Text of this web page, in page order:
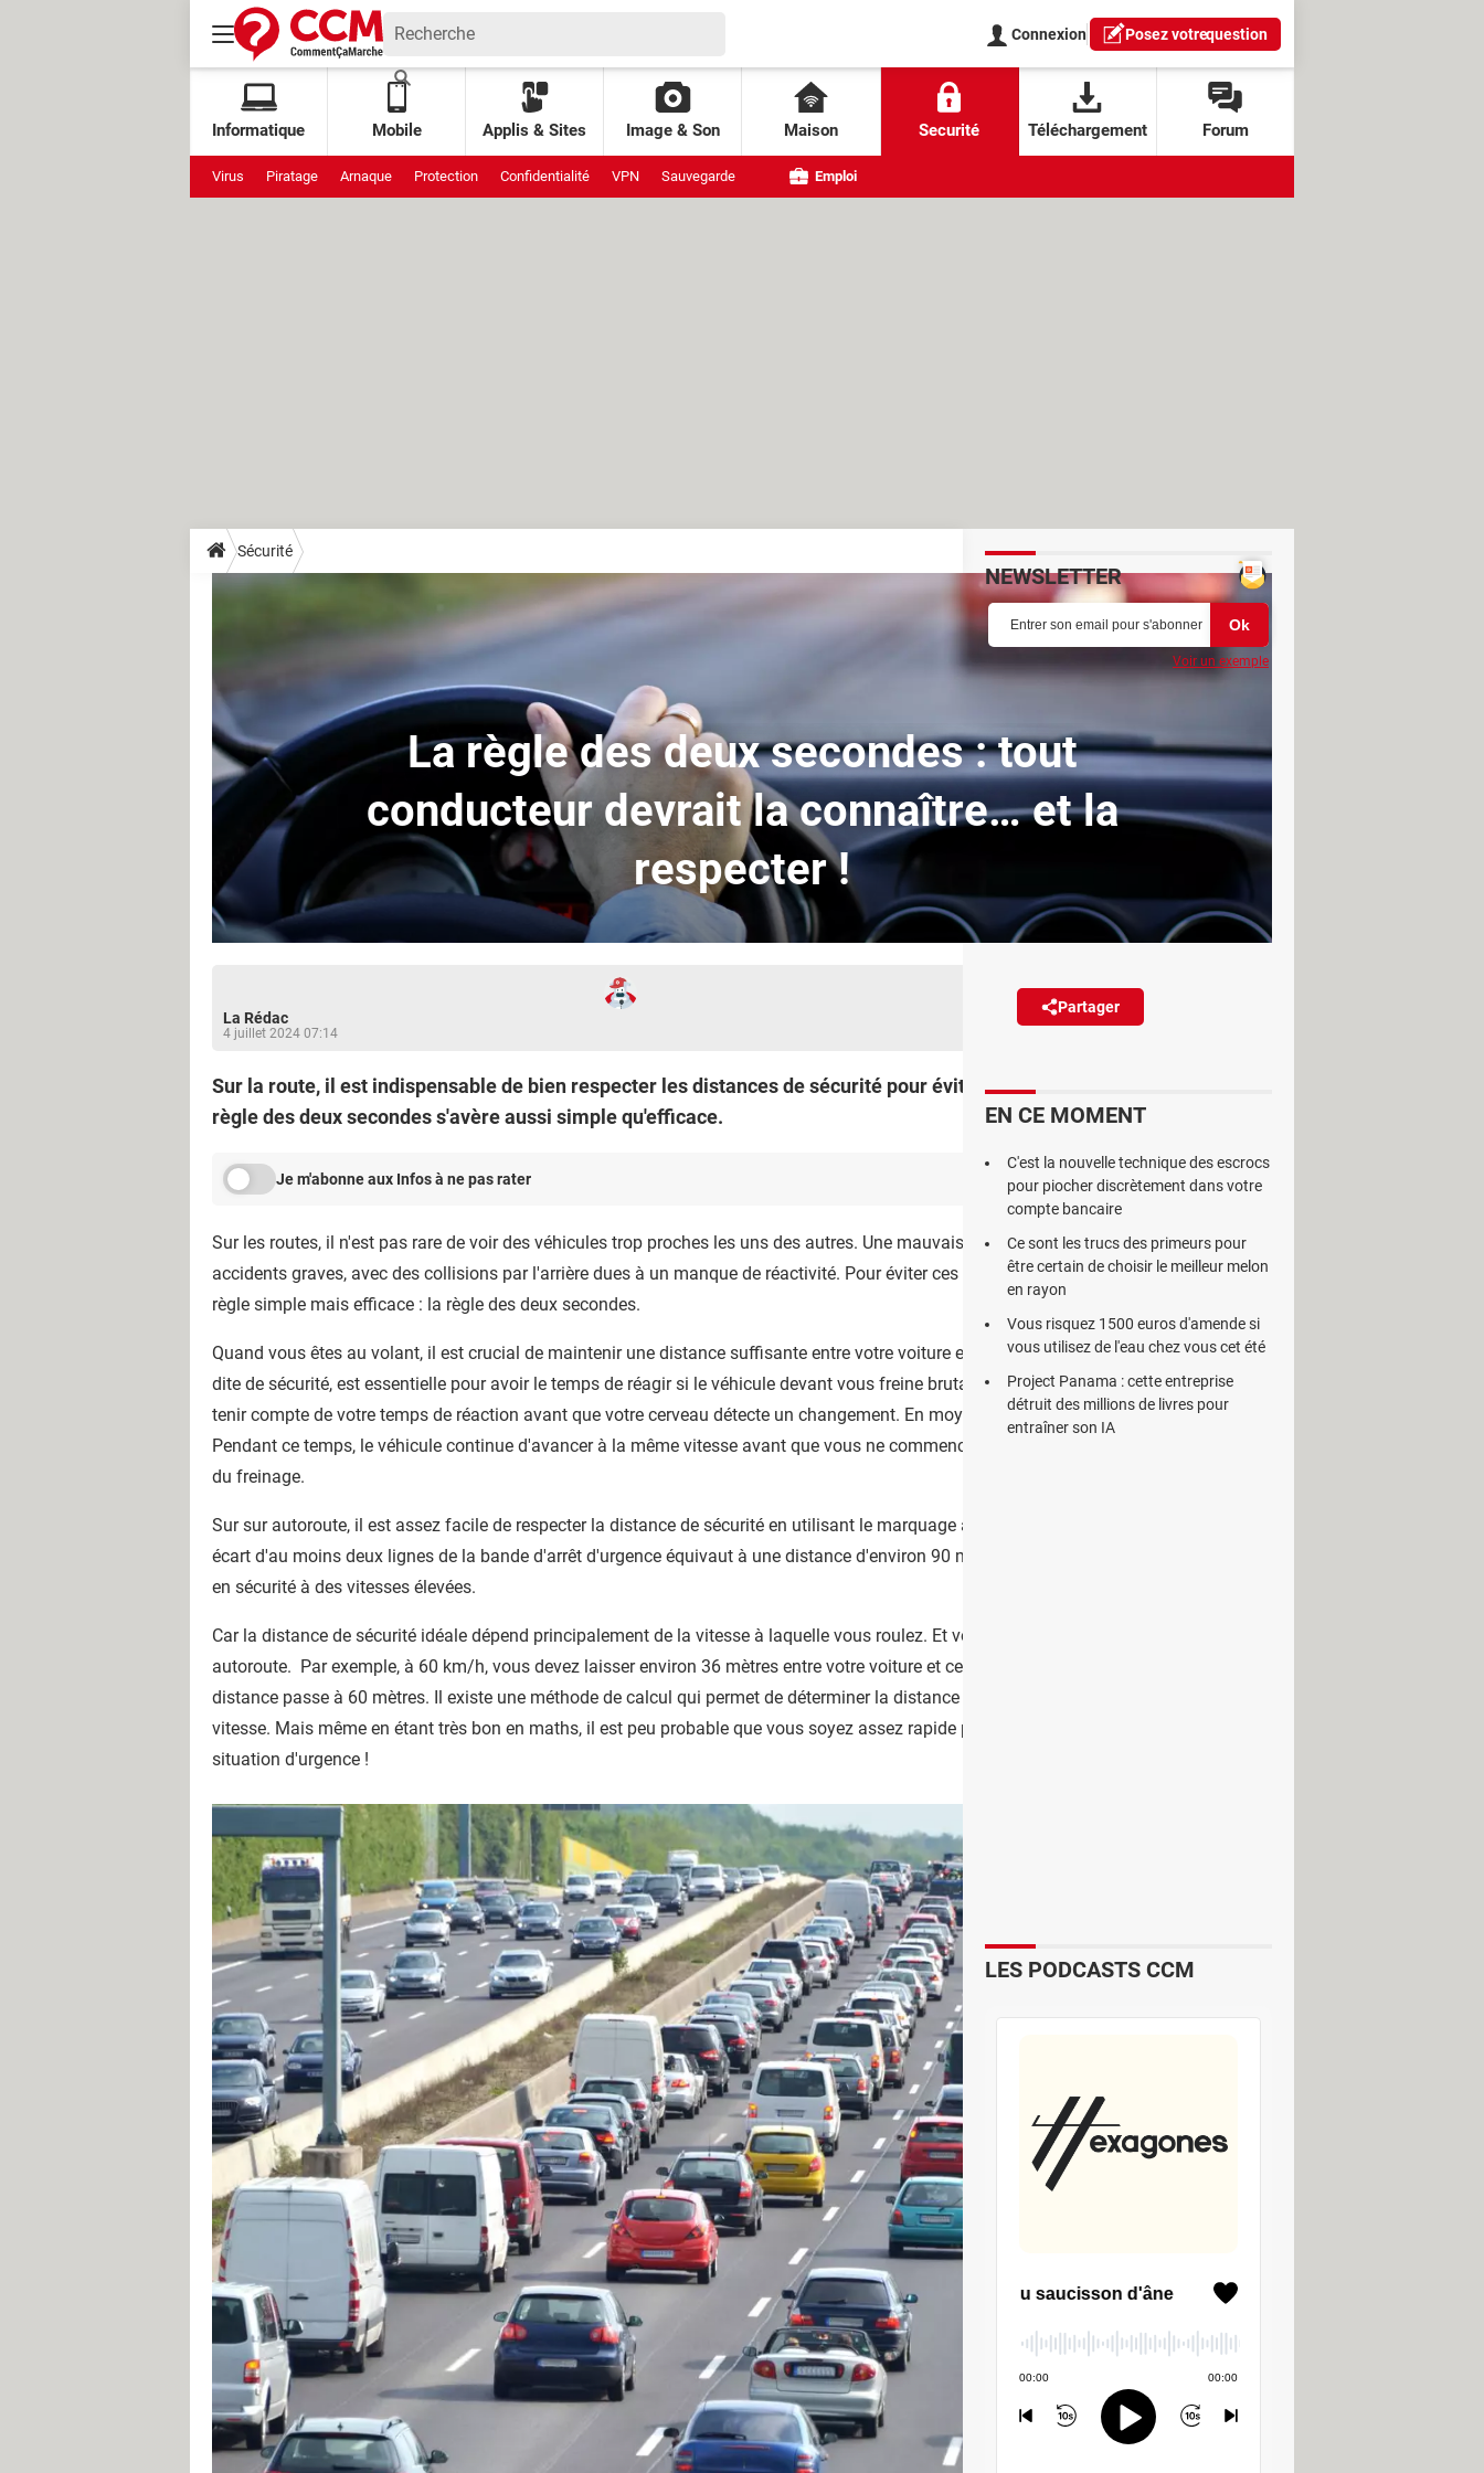
Connexion Posez votrequestion
Informatique Mobile Applis & Sites Image & Son Maison Securité Téléchargement Forum
Virus Piratage Arnaque Protection Confidentialité VPN Sauvegarde Emploi
Sécurité
La règle des deux secondes : tout
conducteur devrait la connaître… et la
respecter !
La Rédac
4 juillet 2024 07:14
Partager
Sur la route, il est indispensable de bien respecter les distances de sécurité pour éviter les accidents. Et pour cela, la
règle des deux secondes s'avère aussi simple qu'efficace.
Je m'abonne aux Infos à ne pas rater
Sur les routes, il n'est pas rare de voir des véhicules trop proches les uns des autres. Une mauvaise habitude qui peut conduire à des
accidents graves, avec des collisions par l'arrière dues à un manque de réactivité. Pour éviter ces situations dangereuses, il existe une
règle simple mais efficace : la règle des deux secondes.
Quand vous êtes au volant, il est crucial de maintenir une distance suffisante entre votre voiture et celle qui vous précède. Cette distance,
dite de sécurité, est essentielle pour avoir le temps de réagir si le véhicule devant vous freine brutalement, par exemple. En effet, il faut
tenir compte de votre temps de réaction avant que votre cerveau détecte un changement. En moyenne, il est d'environ une seconde.
Pendant ce temps, le véhicule continue d'avancer à la même vitesse avant que vous ne commenciez à freiner. Et il faut ajouter le temps
du freinage.
Sur sur autoroute, il est assez facile de respecter la distance de sécurité en utilisant le marquage au sol comme repère. Maintenir un
écart d'au moins deux lignes de la bande d'arrêt d'urgence équivaut à une distance d'environ 90 mètres, ce qui est suffisant pour rouler
en sécurité à des vitesses élevées.
Car la distance de sécurité idéale dépend principalement de la vitesse à laquelle vous roulez. Et vous n'êtes pas toujours sur
autoroute. Par exemple, à 60 km/h, vous devez laisser environ 36 mètres entre votre voiture et celle qui vous précède. À 100 km/h, cette
distance passe à 60 mètres. Il existe une méthode de calcul qui permet de déterminer la distance de sécurité à respecter selon votre
vitesse. Mais même en étant très bon en maths, il est peu probable que vous soyez assez rapide pour effectuer l'opération dans une
situation d'urgence !
NEWSLETTER
Voir un exemple
EN CE MOMENT
C'est la nouvelle technique des escrocs
pour piocher discrètement dans votre
compte bancaire
Ce sont les trucs des primeurs pour
être certain de choisir le meilleur melon
en rayon
Vous risquez 1500 euros d'amende si
vous utilisez de l'eau chez vous cet été
Project Panama : cette entreprise
détruit des millions de livres pour
entraîner son IA
LES PODCASTS CCM